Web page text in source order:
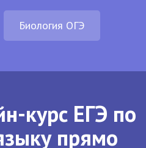
Биология ОГЭ
курс ЕГЭ по
прямо